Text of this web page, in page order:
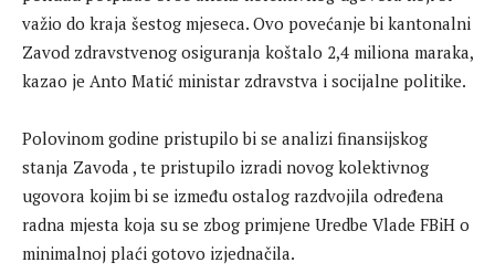
važio do kraja šestog mjeseca. Ovo povećanje bi kantonalni
Zavod zdravstvenog osiguranja koštalo 2,4 miliona maraka,
kazao je Anto Matić ministar zdravstva i socijalne politike.
Polovinom godine pristupilo bi se analizi finansijskog
stanja Zavoda , te pristupilo izradi novog kolektivnog
ugovora kojim bi se između ostalog razdvojila određena
radna mjesta koja su se zbog primjene Uredbe Vlade FBiH o
minimalnoj plaći gotovo izjednačila.